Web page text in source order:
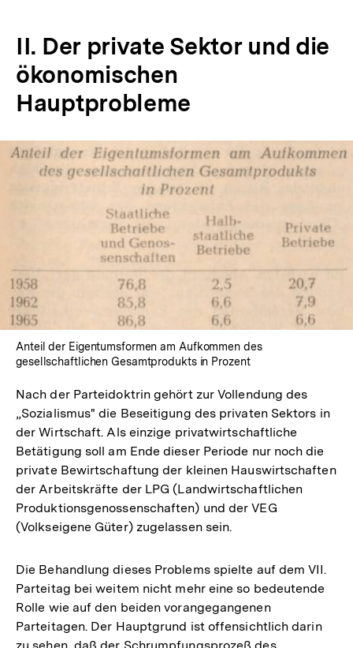
II. Der private Sektor und die
ökonomischen
Hauptprobleme
Lightbox
öffnen
Anteil der Eigentumsformen am Aufkommen des
gesellschaftlichen Gesamtprodukts in Prozent
Nach der Parteidoktrin gehört zur Vollendung des
„Sozialismus" die Beseitigung des privaten Sektors in
der Wirtschaft. Als einzige privatwirtschaftliche
Betätigung soll am Ende dieser Periode nur noch die
private Bewirtschaftung der kleinen Hauswirtschaften
der Arbeitskräfte der LPG (Landwirtschaftlichen
Produktionsgenossenschaften) und der VEG
(Volkseigene Güter) zugelassen sein.
Die Behandlung dieses Problems spielte auf dem VII.
Parteitag bei weitem nicht mehr eine so bedeutende
Rolle wie auf den beiden vorangegangenen
Parteitagen. Der Hauptgrund ist offensichtlich darin